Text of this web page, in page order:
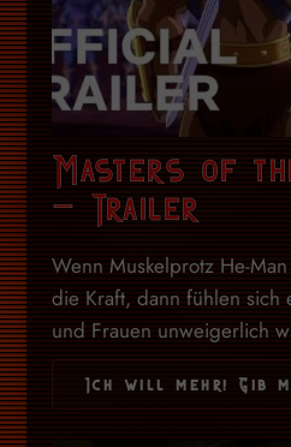
Masters of
– Trailer
Wenn Muskelprotz He-
die Kraft, dann fühlen sich
und Frauen unweigerlich
Ich will mehr! Gib